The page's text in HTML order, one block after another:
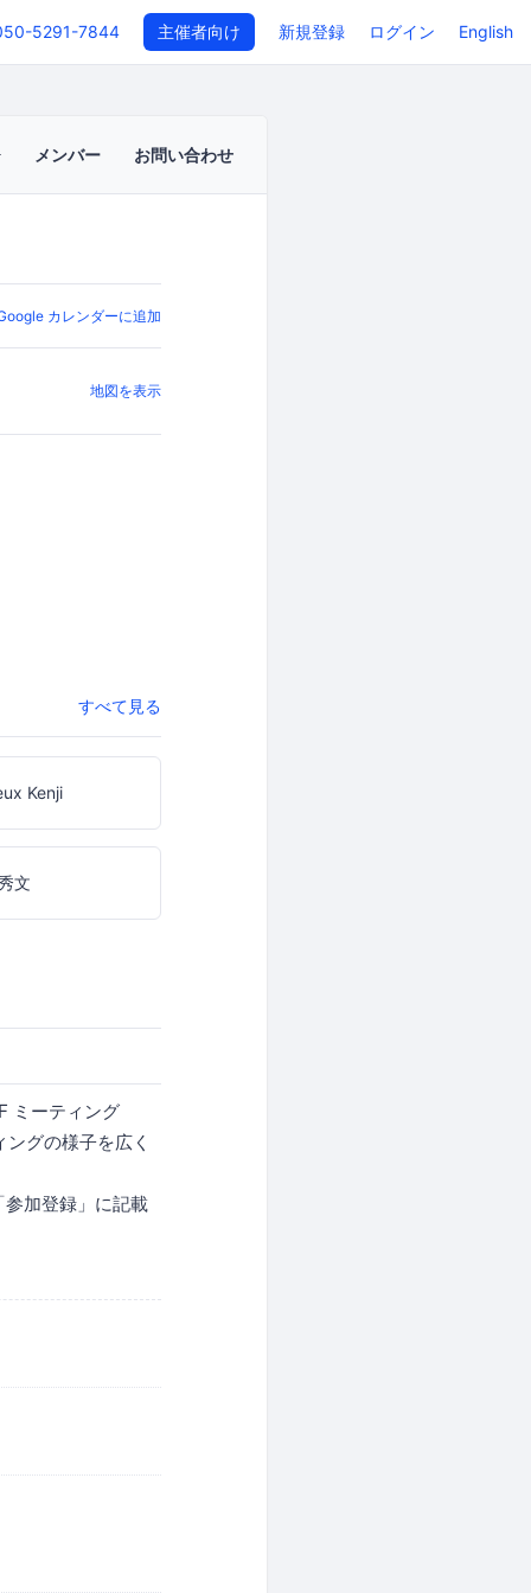
5291-7844 主催者向け 新規登録 ログイン English
メンバー お問い合わせ
カレンダーに追加
地図を表示
すべて見る
Kenji
文
ミーティング
グの様子を広く
加登録」に記載